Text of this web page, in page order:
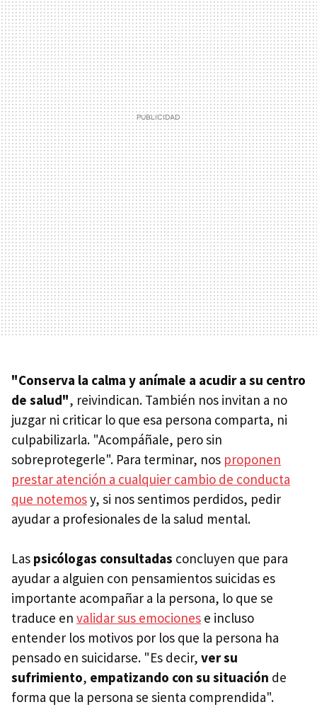
"Conserva la calma y anímale a acudir a su centro
de salud", reivindican. También nos invitan a no
juzgar ni criticar lo que esa persona comparta, ni
culpabilizarla. "Acompáñale, pero sin
sobreprotegerle". Para terminar, nos proponen
prestar atención a cualquier cambio de conducta
que notemosy, si nos sentimos perdidos, pedir
ayudar a profesionales de la salud mental.
Las psicólogas consultadas concluyen que para
ayudar a alguien con pensamientos suicidas es
importante acompañar a la persona, lo que se
traduce en validar sus emociones e incluso
entender los motivos por los que la persona ha
pensado en suicidarse. "Es decir, ver su
sufrimiento, empatizando con su situación de
forma que la persona se sienta comprendida".